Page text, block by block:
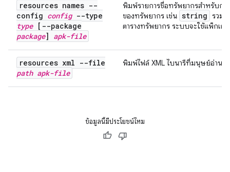
resources names --
config config--type
type[--package
package] apk-file
พิมพ์รายการชื่อทรัพยากรสำหรับกา
ของทรัพยากร เช่น string รวม
ตารางทรัพยากร ระบบจะใช้แพ็กเก
resources xml --file
path apk-file
พิมพ์ไฟล์ XML ไบนารีที่มนุษย์อ่านไ
ข้อมูลนี้มีประโยชน์ไหม